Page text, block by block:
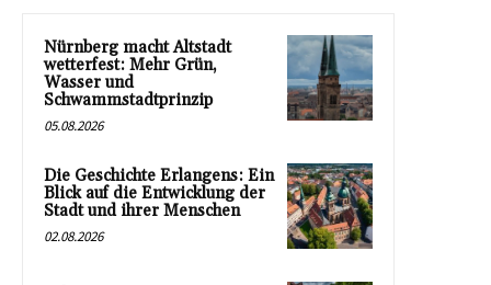
Nürnberg macht Altstadt
wetterfest: Mehr Grün,
Wasser und
Schwammstadtprinzip
05.08.2026
Die Geschichte Erlangens: Ein
Blick auf die Entwicklung der
Stadt und ihrer Menschen
02.08.2026